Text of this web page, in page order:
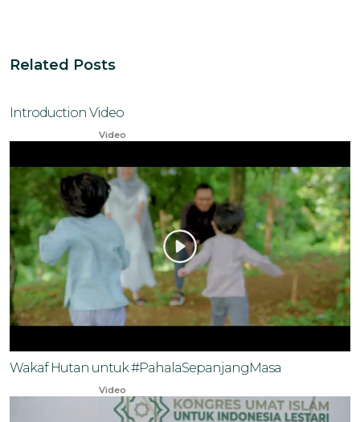
Related Posts
Introduction Video
Video
Wakaf Hutan untuk #PahalaSepanjangMasa
Video